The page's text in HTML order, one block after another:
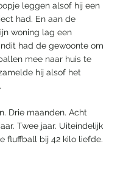
leggen alsof hij een
had. En aan de
woning lag een
had de gewoonte om
mee naar huis te
hij alsof het
Drie maanden. Acht
Twee jaar. Uiteindelijk
fluffball bij 42 kilo liefde.